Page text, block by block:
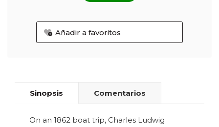
Añadir a favoritos
Sinopsis Comentarios
On an 1862 boat trip, Charles Ludwig